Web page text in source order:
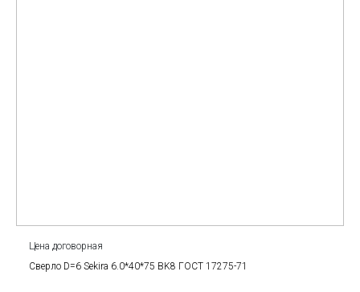
Цена договорная
Сверло D=6 Sekira 6.0*40*75 BK8 ГОСТ 17275-71